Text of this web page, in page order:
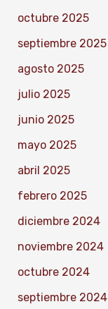
octubre 2025
septiembre 2025
agosto 2025
julio 2025
junio 2025
mayo 2025
abril 2025
febrero 2025
diciembre 2024
noviembre 2024
octubre 2024
septiembre 2024